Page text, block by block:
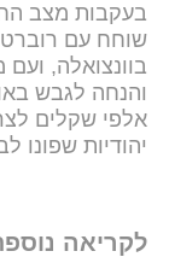
בעקבות מצב
שוחח עם
בוונצואלה,
והנחה לגבש
יהודיות שפונו
לקריאה